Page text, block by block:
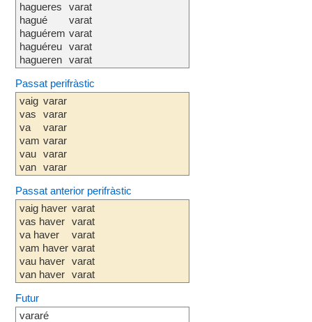
hagueres
hagué
haguérem
haguéreu
hagueren
varat
varat
varat
varat
varat
Passat perifràstic
vaig
vas
va
vam
vau
van
varar
varar
varar
varar
varar
varar
Passat anterior perifràstic
vaig haver
vas haver
va haver
vam haver
vau haver
van haver
varat
varat
varat
varat
varat
varat
Futur
vararé